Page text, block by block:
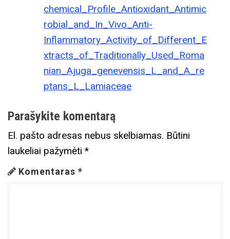
chemical_Profile_Antioxidant_Antimic
robial_and_In_Vivo_Anti-
Inflammatory_Activity_of_Different_E
xtracts_of_Traditionally_Used_Roma
nian_Ajuga_genevensis_L_and_A_re
ptans_L_Lamiaceae
Parašykite komentarą
El. pašto adresas nebus skelbiamas. Būtini
laukeliai pažymėti *
Komentaras *